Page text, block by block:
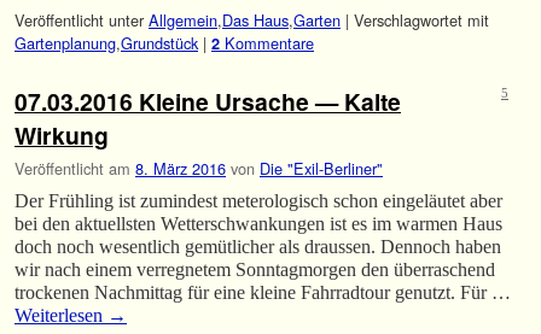
Veröffentlicht unter Allgemein,Das Haus,Garten | Verschlagwortet mit
Gartenplanung,Grundstück | 2 Kommentare
07.03.2016 Kleine Ursache — Kalte
Wirkung
Veröffentlicht am 8. März 2016 von Die "Exil-Berliner"
5
Der Frühling ist zumindest meterologisch schon eingeläutet aber
bei den aktuellsten Wetterschwankungen ist es im warmen Haus
doch noch wesentlich gemütlicher als draussen. Dennoch haben
wir nach einem verregnetem Sonntagmorgen den überraschend
trockenen Nachmittag für eine kleine Fahrradtour genutzt. Für …
Weiterlesen →